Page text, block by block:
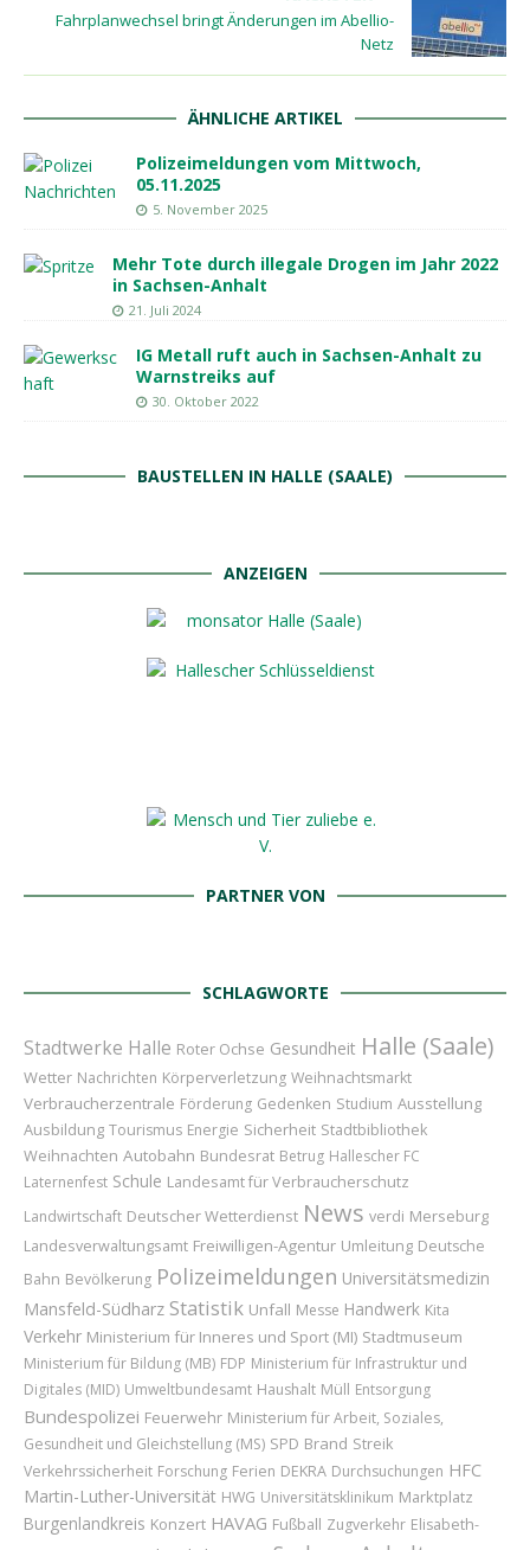
Fahrplanwechsel bringt Änderungen im Abellio-
Netz
ÄHNLICHE ARTIKEL
Polizeimeldungen vom Mittwoch,
05.11.2025
5. November 2025
Mehr Tote durch illegale Drogen im Jahr 2022
in Sachsen-Anhalt
21. Juli 2024
IG Metall ruft auch in Sachsen-Anhalt zu
Warnstreiks auf
30. Oktober 2022
BAUSTELLEN IN HALLE (SAALE)
ANZEIGEN
PARTNER VON
SCHLAGWORTE
Stadtwerke Halle Roter Ochse Gesundheit Halle (Saale)
Wetter Nachrichten Körperverletzung Weihnachtsmarkt
Verbraucherzentrale Förderung Gedenken Studium Ausstellung
Ausbildung Tourismus Energie Sicherheit Stadtbibliothek
Weihnachten Autobahn Bundesrat Betrug Hallescher FC
Laternenfest Schule Landesamt für Verbraucherschutz
Landwirtschaft Deutscher Wetterdienst News verdi Merseburg
Landesverwaltungsamt Freiwilligen-Agentur Umleitung Deutsche
Bahn Bevölkerung Polizeimeldungen Universitätsmedizin
Mansfeld-Südharz Statistik Unfall Messe Handwerk Kita
Verkehr Ministerium für Inneres und Sport (MI) Stadtmuseum
Ministerium für Bildung (MB) FDP Ministerium für Infrastruktur und
Digitales (MID) Umweltbundesamt Haushalt Müll Entsorgung
Bundespolizei Feuerwehr Ministerium für Arbeit, Soziales,
Gesundheit und Gleichstellung (MS) SPD Brand Streik
Verkehrssicherheit Forschung Ferien DEKRA Durchsuchungen HFC
Martin-Luther-Universität HWG Universitätsklinikum Marktplatz
Burgenlandkreis Konzert HAVAG Fußball Zugverkehr Elisabeth-